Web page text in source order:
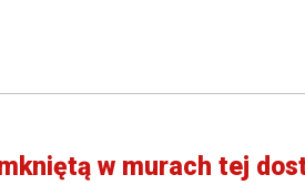
w murach tej